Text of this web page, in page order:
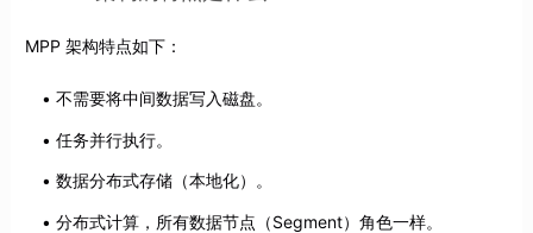
MPP 架构特点如下：
不需要将中间数据写入磁盘。
任务并行执行。
数据分布式存储（本地化）。
分布式计算，所有数据节点（Segment）角色一样。